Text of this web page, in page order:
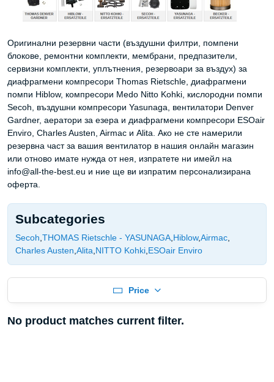
Оригинални резервни части (въздушни филтри, помпени
блокове, ремонтни комплекти, мембрани, предпазители,
сервизни комплекти, уплътнения, резервоари за въздух) за
диафрагмени компресори Thomas Rietschle, диафрагмени
помпи Hiblow, компресори Medo Nitto Kohki, кислородни помпи
Secoh, въздушни компресори Yasunaga, вентилатори Denver
Gardner, аератори за езера и диафрагмени компресори ESOair
Enviro, Charles Austen, Airmac и Alita. Ако не сте намерили
резервна част за вашия вентилатор в нашия онлайн магазин
или отново имате нужда от нея, изпратете ни имейл на
info@all-the-best.eu и ние ще ви изпратим персонализирана
оферта.
Subcategories
Secoh THOMAS Rietschle - YASUNAGA Hiblow Airmac
Charles Austen Alita NITTO Kohki ESOair Enviro
Price